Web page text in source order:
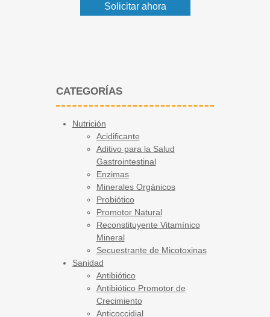
Solicitar ahora
CATEGORÍAS
Nutrición
Acidificante
Aditivo para la Salud
Gastrointestinal
Enzimas
Minerales Orgánicos
Probiótico
Promotor Natural
Reconstituyente Vitamínico
Mineral
Secuestrante de Micotoxinas
Sanidad
Antibiótico
Antibiótico Promotor de
Crecimiento
Anticoccidial